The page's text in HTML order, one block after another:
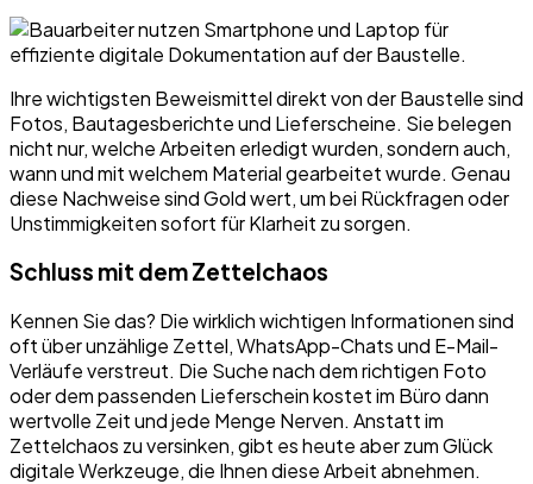
Ihre wichtigsten Beweismittel direkt von der Baustelle sind
Fotos, Bautagesberichte und Lieferscheine. Sie belegen
nicht nur, welche Arbeiten erledigt wurden, sondern auch,
wann und mit welchem Material gearbeitet wurde. Genau
diese Nachweise sind Gold wert, um bei Rückfragen oder
Unstimmigkeiten sofort für Klarheit zu sorgen.
Schluss mit dem Zettelchaos
Kennen Sie das? Die wirklich wichtigen Informationen sind
oft über unzählige Zettel, WhatsApp-Chats und E-Mail-
Verläufe verstreut. Die Suche nach dem richtigen Foto
oder dem passenden Lieferschein kostet im Büro dann
wertvolle Zeit und jede Menge Nerven. Anstatt im
Zettelchaos zu versinken, gibt es heute aber zum Glück
digitale Werkzeuge, die Ihnen diese Arbeit abnehmen.